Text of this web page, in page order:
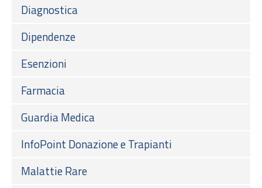
Diagnostica
Dipendenze
Esenzioni
Farmacia
Guardia Medica
InfoPoint Donazione e Trapianti
Malattie Rare